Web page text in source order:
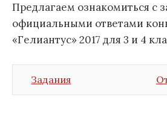
Предлагаем ознакомиться с
официальными ответами
«Гелиантус» 2017 для 3 и 4
Задания